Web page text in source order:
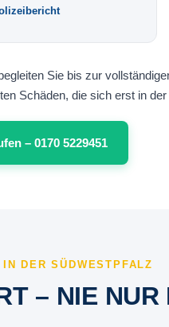
Sie bis zur
Schäden, die sich erst in
– 0170 5229451
DER SÜDWESTPFALZ
– NIE NUR